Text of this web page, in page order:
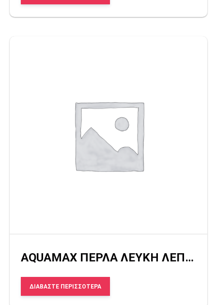
AQUAMAX ΠΕΡΛΑ ΛΕΥΚΗ ΛΕΠΤΗ
ΔΙΑΒΆΣΤΕ ΠΕΡΙΣΣΌΤΕΡΑ